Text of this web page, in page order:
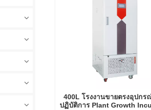
400L โรงงานขายตรงอุปกร
ปฏิบัติการ Plant Growth